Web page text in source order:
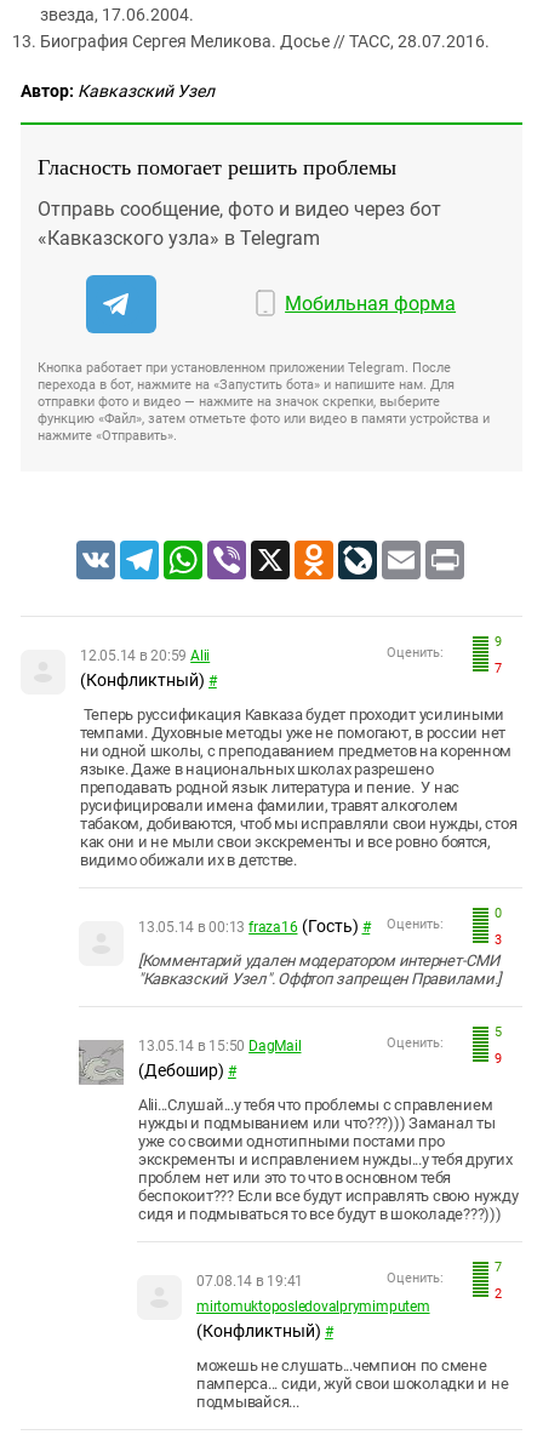
звезда, 17.06.2004.
Биография Сергея Меликова. Досье // ТАСС, 28.07.2016.
Автор: Кавказский Узел
Гласность помогает решить проблемы
Отправь сообщение, фото и видео через бот
«Кавказского узла» в Telegram
Мобильная форма
Кнопка работает при установленном приложении Telegram. После
перехода в бот, нажмите на «Запустить бота» и напишите нам. Для
отправки фото и видео — нажмите на значок скрепки, выберите
функцию «Файл», затем отметьте фото или видео в памяти устройства и
нажмите «Отправить».
VK TelegramWhatsApp
Viber X Odnoklassniki
LiveJournal
Email Print
9
7
Оценить:
12.05.14 в 20:59 Alii
(Конфликтный) #
Теперь руссификация Кавказа будет проходит усилиными
темпами. Духовные методы уже не помогают, в россии нет
ни одной школы, с преподаванием предметов на коренном
языке. Даже в национальных школах разрешено
преподавать родной язык литература и пение. У нас
русифицировали имена фамилии, травят алкоголем
табаком, добиваются, чтоб мы исправляли свои нужды, стоя
как они и не мыли свои экскременты и все ровно боятся,
видимо обижали их в детстве.
0
3
Оценить:
13.05.14 в 00:13 fraza16 (Гость) #
[Комментарий удален модератором интернет-СМИ
"Кавказский Узел". Оффтоп запрещен Правилами.]
5
9
Оценить:
13.05.14 в 15:50 DagMail
(Дебошир) #
Alii...Слушай...у тебя что проблемы с справлением
нужды и подмыванием или что???))) Заманал ты
уже со своими однотипными постами про
экскременты и исправлением нужды...у тебя других
проблем нет или это то что в основном тебя
беспокоит??? Если все будут исправлять свою нужду
сидя и подмываться то все будут в шоколаде???)))
7
2
Оценить:
07.08.14 в 19:41
mirtomuktoposledovalprymimputem
(Конфликтный) #
можешь не слушать...чемпион по смене
памперса... сиди, жуй свои шоколадки и не
подмывайся...